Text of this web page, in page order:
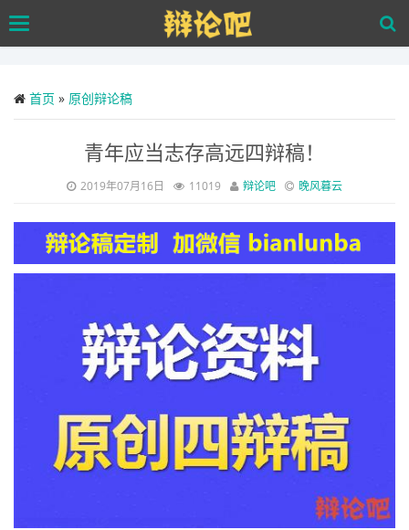
to
main
Toggle
首页 » 原创辩论稿
青年应当志存高远四辩稿！
2019年07月16日 11019 辩论吧 晚风暮云